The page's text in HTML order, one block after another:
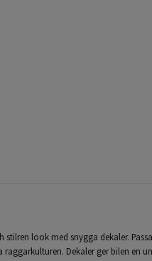
look med snygga dekaler.
Dekaler ger bilen en